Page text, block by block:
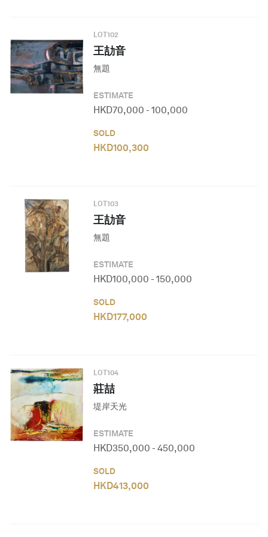
LOT102
王劼音
無題
ESTIMATE
HKD70,000 - 100,000
SOLD
HKD100,300
LOT103
王劼音
無題
ESTIMATE
HKD100,000 - 150,000
SOLD
HKD177,000
LOT104
莊喆
堤岸天光
ESTIMATE
HKD350,000 - 450,000
SOLD
HKD413,000